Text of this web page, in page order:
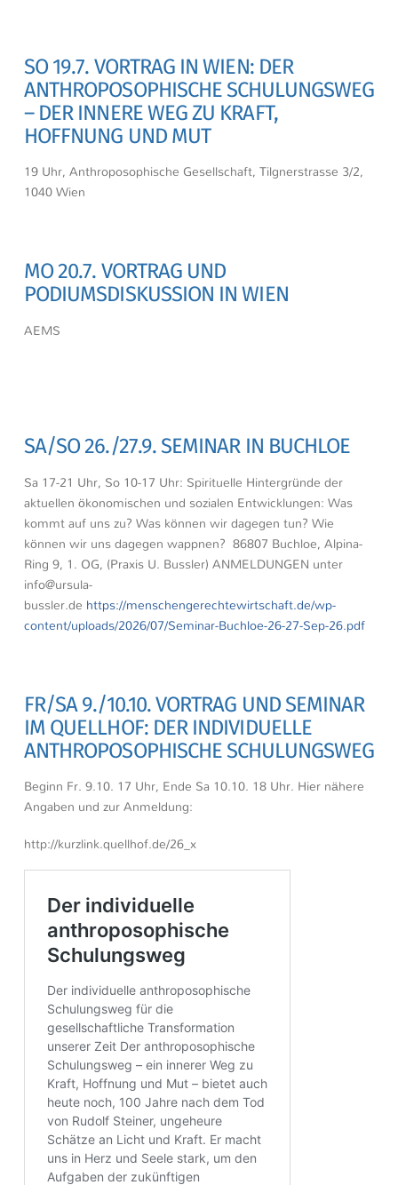
SO 19.7. VORTRAG IN WIEN: DER
ANTHROPOSOPHISCHE SCHULUNGSWEG
– DER INNERE WEG ZU KRAFT,
HOFFNUNG UND MUT
19 Uhr, Anthroposophische Gesellschaft, Tilgnerstrasse 3/2,
1040 Wien
MO 20.7. VORTRAG UND
PODIUMSDISKUSSION IN WIEN
AEMS
SA/SO 26./27.9. SEMINAR IN BUCHLOE
Sa 17-21 Uhr, So 10-17 Uhr: Spirituelle Hintergründe der
aktuellen ökonomischen und sozialen Entwicklungen: Was
kommt auf uns zu? Was können wir dagegen tun? Wie
können wir uns dagegen wappnen? 86807 Buchloe, Alpina-
Ring 9, 1. OG, (Praxis U. Bussler) ANMELDUNGEN unter
info@ursula-
bussler.de https://menschengerechtewirtschaft.de/wp-
content/uploads/2026/07/Seminar-Buchloe-26-27-Sep-26.pdf
FR/SA 9./10.10. VORTRAG UND SEMINAR
IM QUELLHOF: DER INDIVIDUELLE
ANTHROPOSOPHISCHE SCHULUNGSWEG
Beginn Fr. 9.10. 17 Uhr, Ende Sa 10.10. 18 Uhr. Hier nähere
Angaben und zur Anmeldung:
http://kurzlink.quellhof.de/26_x